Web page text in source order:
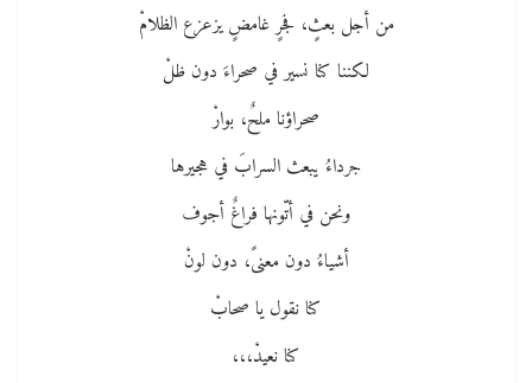
من أجل بعثٍ، فجرٍ غامضٍ يزعزع الظلامْ
لكننا كنا نسير في صحراءَ دون ظلْ
صحراؤنا ملحٌ، بوارْ
جرداءُ يبعث السرابَ في هجيرها
ونحن في أتّونها فراغٌ أجوف
أشياءُ دون معنىً، دون لونْ
كنا نقول يا صحابْ
كنا نعيدْ،،،